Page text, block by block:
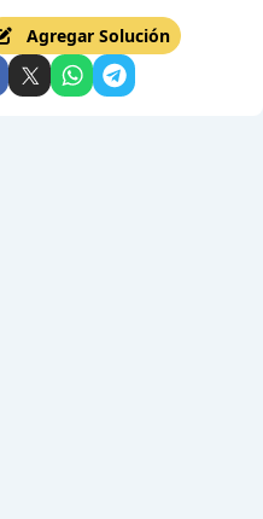
Agregar Solución